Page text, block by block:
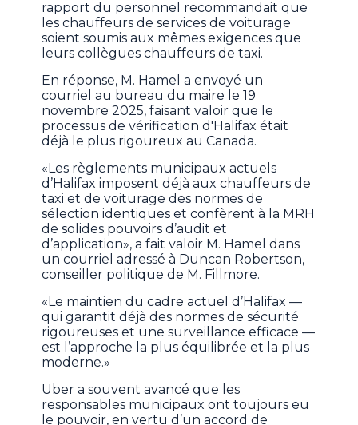
rapport du personnel recommandait que
les chauffeurs de services de voiturage
soient soumis aux mêmes exigences que
leurs collègues chauffeurs de taxi.
En réponse, M. Hamel a envoyé un
courriel au bureau du maire le 19
novembre 2025, faisant valoir que le
processus de vérification d'Halifax était
déjà le plus rigoureux au Canada.
«Les règlements municipaux actuels
d’Halifax imposent déjà aux chauffeurs de
taxi et de voiturage des normes de
sélection identiques et confèrent à la MRH
de solides pouvoirs d’audit et
d’application», a fait valoir M. Hamel dans
un courriel adressé à Duncan Robertson,
conseiller politique de M. Fillmore.
«Le maintien du cadre actuel d’Halifax —
qui garantit déjà des normes de sécurité
rigoureuses et une surveillance efficace —
est l’approche la plus équilibrée et la plus
moderne.»
Uber a souvent avancé que les
responsables municipaux ont toujours eu
le pouvoir, en vertu d’un accord de